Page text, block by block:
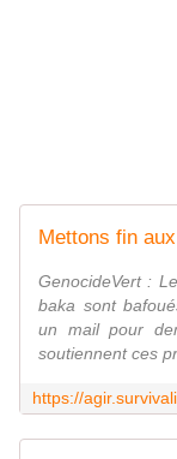
GenocideVert :
baka sont
un mail pour
soutiennent ces